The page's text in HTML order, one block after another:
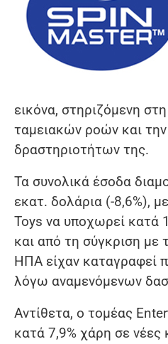
εικόνα, στηριζόμενη
ταμειακών ροών και
δραστηριοτήτων της.
Τα συνολικά έσοδα
εκατ. δολάρια (-8,6%),
Toys να υποχωρεί κατά
και από τη σύγκριση με
ΗΠΑ είχαν καταγραφεί
λόγω αναμενόμενων
Αντίθετα, ο τομέας
κατά 7,9% χάρη σε